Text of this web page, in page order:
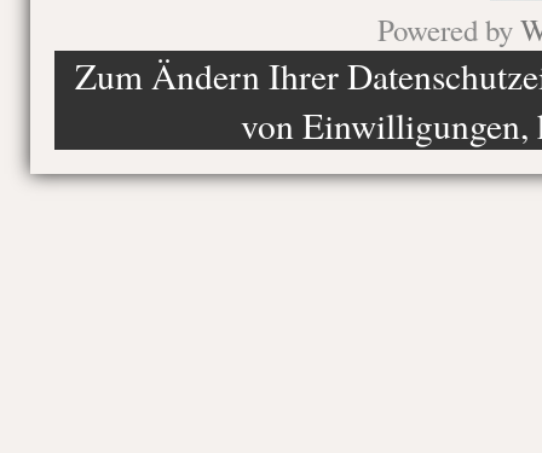
Powered by
Zum Ändern Ihrer
von